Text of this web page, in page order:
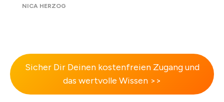
NICA HERZOG
Sicher Dir Deinen kostenfreien Zugang und
das wertvolle Wissen >>